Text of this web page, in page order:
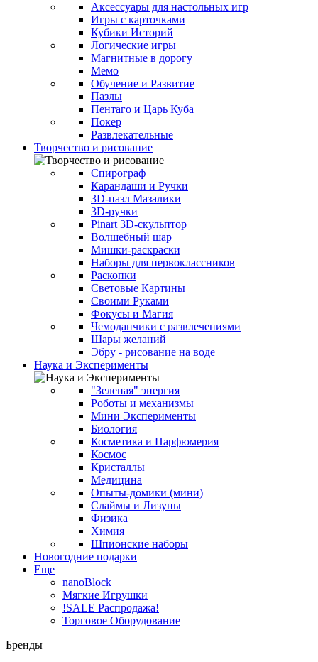
Аксессуары для настольных игр
Игры с карточками
Кубики Историй
Логические игры
Магнитные в дорогу
Мемо
Обучение и Развитие
Пазлы
Пентаго и Царь Куба
Покер
Развлекательные
Творчество и рисование
Спирограф
Карандаши и Ручки
3D-пазл Мазалики
3D-ручки
Pinart 3D-скульптор
Волшебный шар
Мишки-раскраски
Наборы для первоклассников
Раскопки
Световые Картины
Своими Руками
Фокусы и Магия
Чемоданчики с развлечениями
Шары желаний
Эбру - рисование на воде
Наука и Эксперименты
"Зеленая" энергия
Роботы и механизмы
Мини Эксперименты
Биология
Косметика и Парфюмерия
Космос
Кристаллы
Медицина
Опыты-домики (мини)
Слаймы и Лизуны
Физика
Химия
Шпионские наборы
Новогодние подарки
Еще
nanoBlock
Мягкие Игрушки
!SALE Распродажа!
Торговое Оборудование
Бренды